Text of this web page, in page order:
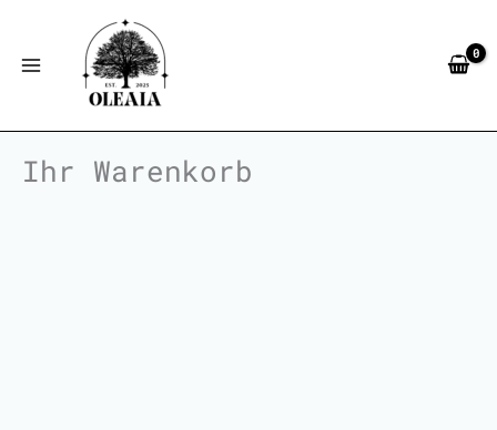
springen
Ihr Warenkorb